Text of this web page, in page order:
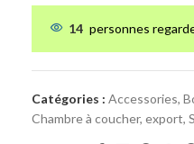
14 personnes
Catégories : Accessories,
Chambre à coucher, export,